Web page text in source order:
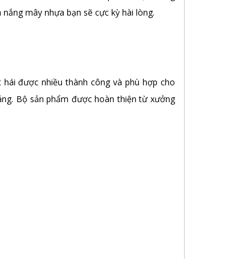
mây nhựa bạn sẽ cực kỳ hài lòng.
hái được nhiều thành công và phù hợp cho
Bộ sản phẩm được hoàn thiện từ xưởng